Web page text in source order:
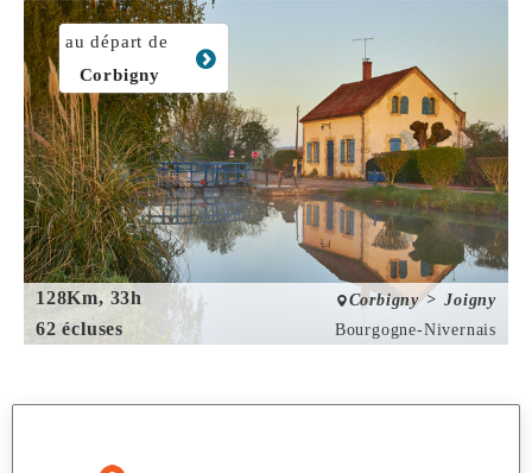
128Km, 33h
62 écluses
Corbigny > Joigny
Bourgogne-Nivernais
au départ de
Corbigny